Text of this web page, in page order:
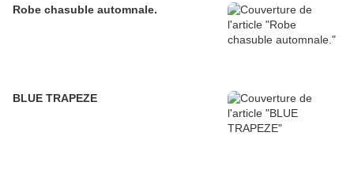
Robe chasuble automnale.
BLUE TRAPEZE